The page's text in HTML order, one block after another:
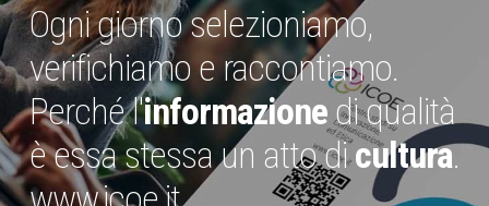
Ogni giorno selezioniamo,
verifichiamo e raccontiamo.
Perché l'informazionedi qualità
è essa stessa un atto dicultura.